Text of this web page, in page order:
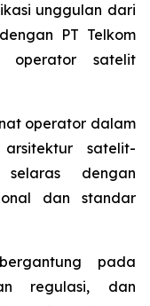
unggulan dari
PT Telkom
operator satelit
operator dalam
satelit-
dengan
dan standar
pada
regulasi, dan